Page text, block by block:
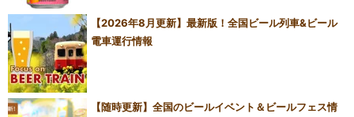
【2026年8月更新】最新版！全国ビール列車&ビール
電車運行情報
【随時更新】全国のビールイベント＆ビールフェス情